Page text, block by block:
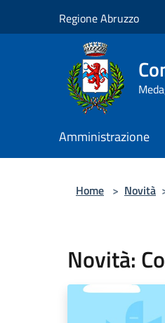
Regione Abruzzo
Amministrazione
Home > Novità
Novità: